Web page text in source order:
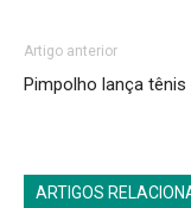
Artigo anterior
Pimpolho lança tênis
ARTIGOS